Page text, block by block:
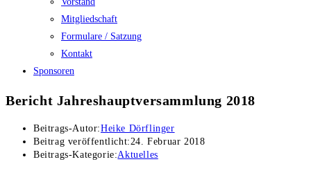
Mitgliedschaft
Formulare / Satzung
Kontakt
Sponsoren
Bericht Jahreshauptversammlung 2018
Beitrags-Autor:Heike Dörflinger
Beitrag veröffentlicht: 24. Februar 2018
Beitrags-Kategorie:Aktuelles